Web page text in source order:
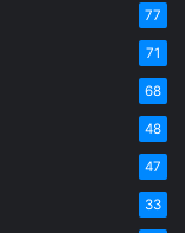
77
71
68
48
47
33